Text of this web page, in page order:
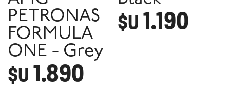
PETRONAS
FORMULA
ONE - Grey
$U 1.890
$U 1.190